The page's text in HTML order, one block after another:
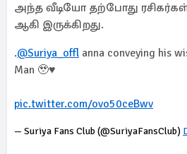
அந்த வீடியோ தற்போது
ஆகி இருக்கிறது.
.@Suriya_offl anna conveying his
Man 🥹♥️
pic.twitter.com/ovo50ceBwv
— Suriya Fans Club (@SuriyaFansClub)